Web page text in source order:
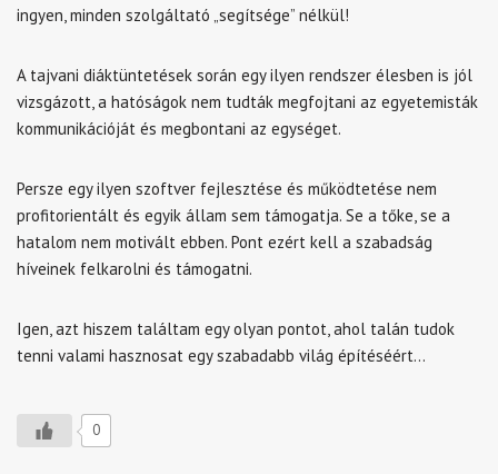
ingyen, minden szolgáltató „segítsége” nélkül!
A tajvani diáktüntetések során egy ilyen rendszer élesben is jól
vizsgázott, a hatóságok nem tudták megfojtani az egyetemisták
kommunikációját és megbontani az egységet.
Persze egy ilyen szoftver fejlesztése és működtetése nem
profitorientált és egyik állam sem támogatja. Se a tőke, se a
hatalom nem motivált ebben. Pont ezért kell a szabadság
híveinek felkarolni és támogatni.
Igen, azt hiszem találtam egy olyan pontot, ahol talán tudok
tenni valami hasznosat egy szabadabb világ építéséért…
0